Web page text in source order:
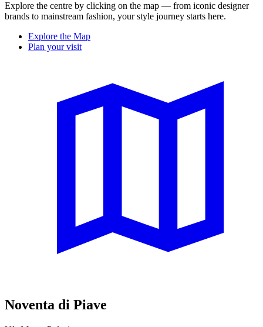
Explore the centre by clicking on the map — from iconic designer
brands to mainstream fashion, your style journey starts here.
Explore the Map
Plan your visit
Noventa di Piave